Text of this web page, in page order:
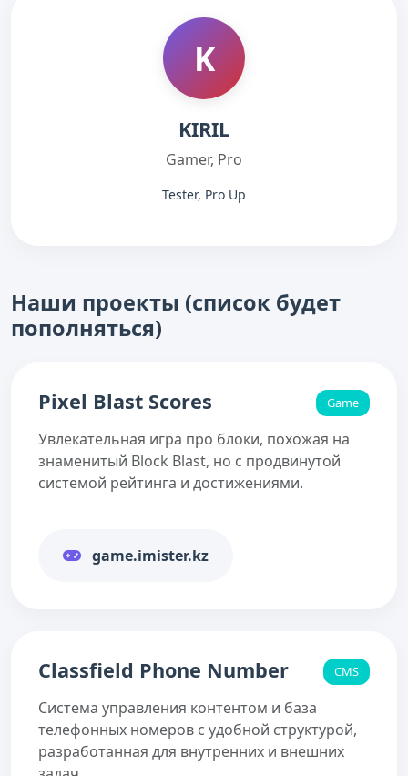
K
KIRIL
Gamer, Pro
Tester, Pro Up
Наши проекты (список будет
пополняться)
Pixel Blast Scores Game
Увлекательная игра про блоки, похожая на
знаменитый Block Blast, но с продвинутой
системой рейтинга и достижениями.
game.imister.kz
Classfield Phone Number CMS
Система управления контентом и база
телефонных номеров с удобной структурой,
разработанная для внутренних и внешних